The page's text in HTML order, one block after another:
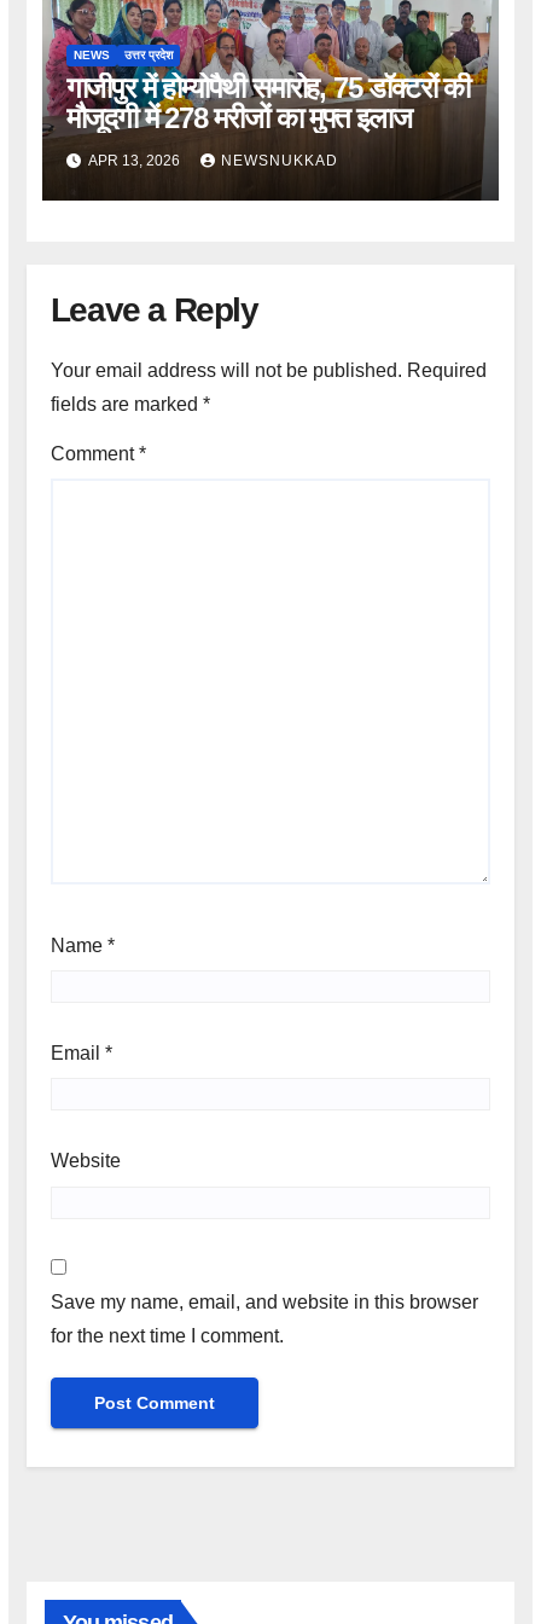
NEWS उत्तर प्रदेश
गाजीपुर में होम्योपैथी समारोह, 75 डॉक्टरों की
मौजूदगी में 278 मरीजों का मुफ्त इलाज
APR 13, 2026 NEWSNUKKAD
Leave a Reply
Your email address will not be published. Required
fields are marked *
Comment*
Name *
Email *
Website
Save my name, email, and website in this browser
for the next time I comment.